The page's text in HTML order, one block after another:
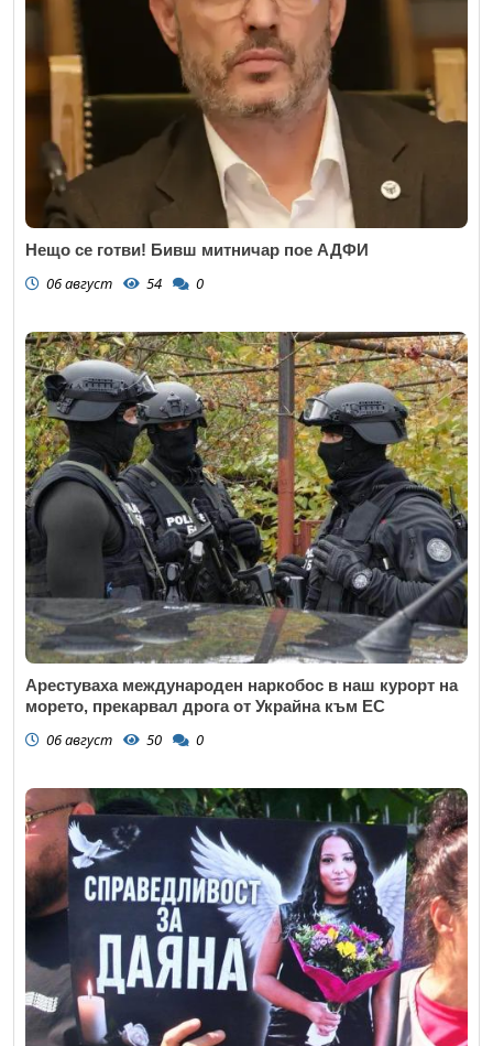
Нещо се готви! Бивш митничар пое АДФИ
06 август 54 0
Арестуваха международен наркобос в наш курорт на
морето, прекарвал дрога от Украйна към ЕС
06 август 50 0